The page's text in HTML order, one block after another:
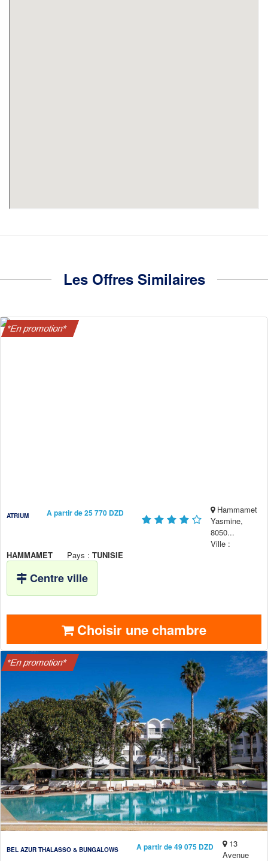
Les Offres Similaires
*En promotion*
ATRIUM A partir de 25 770 DZD
Hammamet
Yasmine,
8050...
Ville :
HAMMAMET Pays : TUNISIE
Centre ville
Choisir une chambre
*En promotion*
BEL AZUR THALASSO & BUNGALOWS A partir de 49 075 DZD
13
Avenue